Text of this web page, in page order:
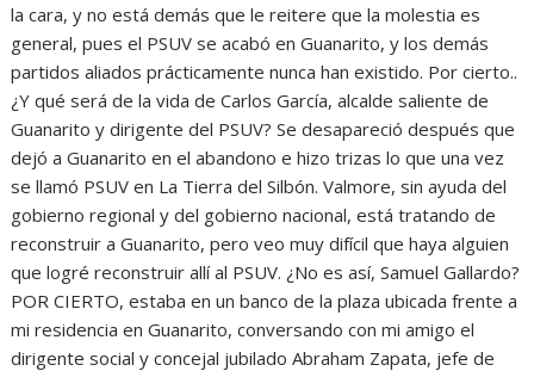
la cara, y no está demás que le reitere que la molestia es
general, pues el PSUV se acabó en Guanarito, y los demás
partidos aliados prácticamente nunca han existido. Por cierto..
¿Y qué será de la vida de Carlos García, alcalde saliente de
Guanarito y dirigente del PSUV? Se desapareció después que
dejó a Guanarito en el abandono e hizo trizas lo que una vez
se llamó PSUV en La Tierra del Silbón. Valmore, sin ayuda del
gobierno regional y del gobierno nacional, está tratando de
reconstruir a Guanarito, pero veo muy difícil que haya alguien
que logré reconstruir allí al PSUV. ¿No es así, Samuel Gallardo?
POR CIERTO, estaba en un banco de la plaza ubicada frente a
mi residencia en Guanarito, conversando con mi amigo el
dirigente social y concejal jubilado Abraham Zapata, jefe de